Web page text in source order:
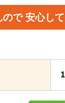
ので 安心し